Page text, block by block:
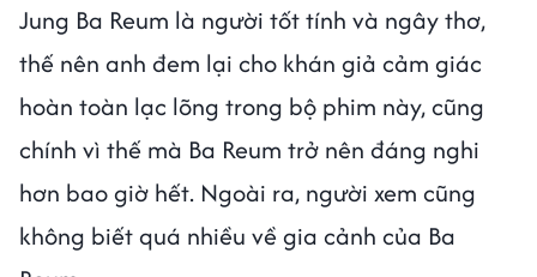
Jung Ba Reum là người tốt tính và ngây thơ,
thế nên anh đem lại cho khán giả cảm giác
hoàn toàn lạc lõng trong bộ phim này, cũng
chính vì thế mà Ba Reum trở nên đáng nghi
hơn bao giờ hết. Ngoài ra, người xem cũng
không biết quá nhiều về gia cảnh của Ba